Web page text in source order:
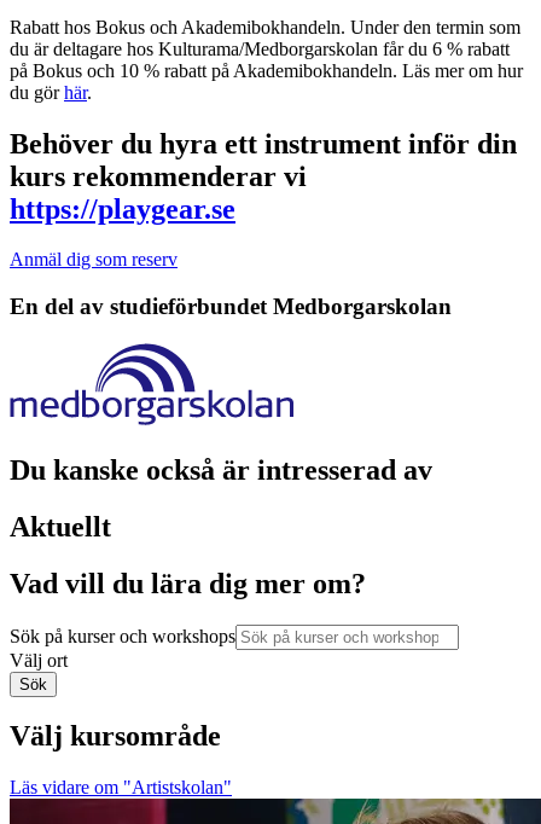
Rabatt hos Bokus och Akademibokhandeln. Under den termin som
du är deltagare hos Kulturama/Medborgarskolan får du 6 % rabatt
på Bokus och 10 % rabatt på Akademibokhandeln. Läs mer om hur
du görhär.
Behöver du hyra ett instrument inför din
kurs rekommenderar vi
https://playgear.se
Anmäl dig som reserv
En del av studieförbundet Medborgarskolan
Du kanske också är intresserad av
Aktuellt
Vad vill du lära dig mer om?
Sök på kurser och workshops
Välj ort
Sök
Välj kursområde
Läs vidare om "Artistskolan"